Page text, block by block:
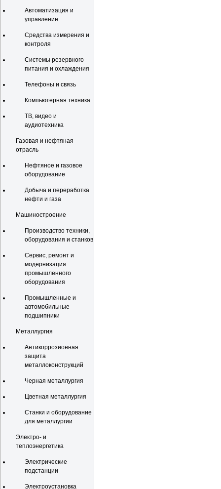
Автоматизация и
управление
Средства измерения и
контроля
Системы резервного
питания и охлаждения
Телефоны и связь
Компьютерная техника
ТВ, видео и
аудиотехника
Газовая и нефтяная
отрасль
Нефтяное и газовое
оборудование
Добыча и переработка
нефти и газа
Машиностроение
Производство техники,
оборудования и станков
Сервис, ремонт и
модернизация
промышленного
оборудования
Промышленные и
автомобильные
подшипники
Металлургия
Антикоррозионная
защита
металлоконструкций
Черная металлургия
Цветная металлургия
Станки и оборудование
для металлургии
Электро- и
теплоэнергетика
Электрические
подстанции
Электроустановка